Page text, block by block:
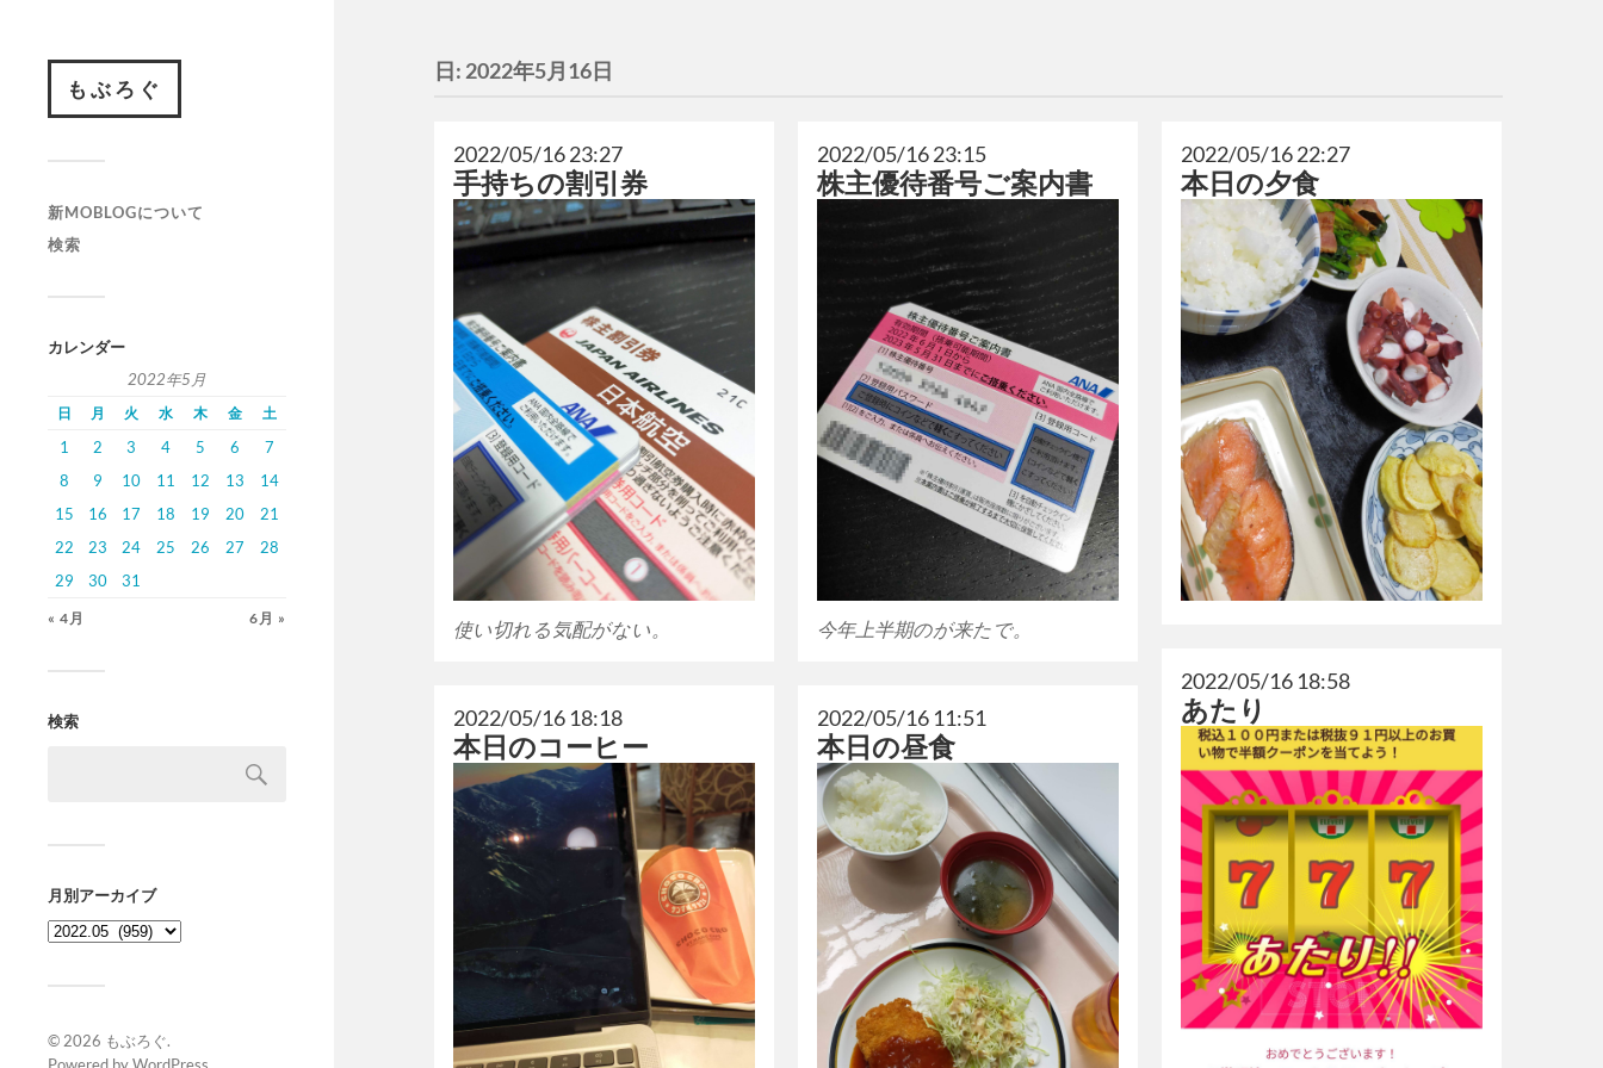
もぶろぐ
新MOBLOGについて
検索
カレンダー
2022年5月
日 月 火 水 木 金 土
1 2 3 4 5 6
7
8
9 10 11 12 13
14
15
16 17 18 19 20
21
22
23 24 25 26 27
28
29
30 31
« 4月 6月 »
検索
月別アーカイブ
© 2026 もぶろぐ.
日: 2022年5月16日
2022/05/16 23:27
手持ちの割引券
使い切れる気配がない。
2022/05/16 23:15
株主優待番号ご案内書
今年上半期のが来たで。
2022/05/16 22:27
本日の夕食
2022/05/16 18:58
あたり
2022/05/16 18:18
本日のコーヒー
2022/05/16 11:51
本日の昼食